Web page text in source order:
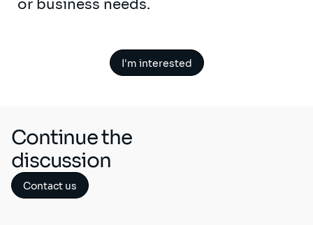
or business needs.
I'm interested
Continue the
discussion
Contact us